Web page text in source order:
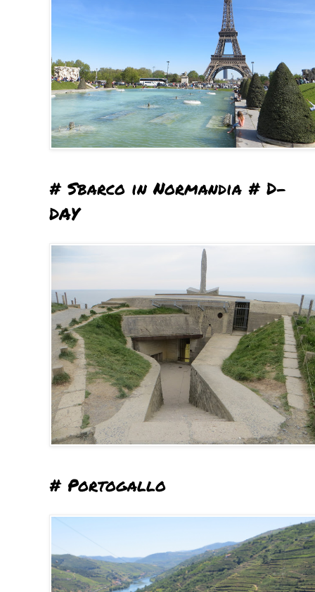
# Sbarco in Normandia # D-
DAY
# Portogallo